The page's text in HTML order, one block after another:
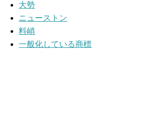
大勢
ニューストン
料峭
一般化している商標